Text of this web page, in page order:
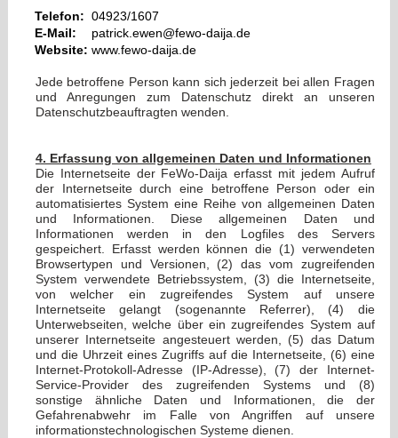
Telefon:
04923/1607
E-Mail:
patrick.ewen@fewo-daija.de
Website: www.fewo-daija.de
Jede betroffene Person kann sich jederzeit bei allen Fragen
und Anregungen zum Datenschutz direkt an unseren
Datenschutzbeauftragten wenden.
4. Erfassung von allgemeinen Daten und Informationen
Die Internetseite der FeWo-Daija erfasst mit jedem Aufruf
der Internetseite durch eine betroffene Person oder ein
automatisiertes System eine Reihe von allgemeinen Daten
und Informationen. Diese allgemeinen Daten und
Informationen werden in den Logfiles des Servers
gespeichert. Erfasst werden können die (1) verwendeten
Browsertypen und Versionen, (2) das vom zugreifenden
System verwendete Betriebssystem, (3) die Internetseite,
von welcher ein zugreifendes System auf unsere
Internetseite gelangt (sogenannte Referrer), (4) die
Unterwebseiten, welche über ein zugreifendes System auf
unserer Internetseite angesteuert werden, (5) das Datum
und die Uhrzeit eines Zugriffs auf die Internetseite, (6) eine
Internet-Protokoll-Adresse (IP-Adresse), (7) der Internet-
Service-Provider des zugreifenden Systems und (8)
sonstige ähnliche Daten und Informationen, die der
Gefahrenabwehr im Falle von Angriffen auf unsere
informationstechnologischen Systeme dienen.